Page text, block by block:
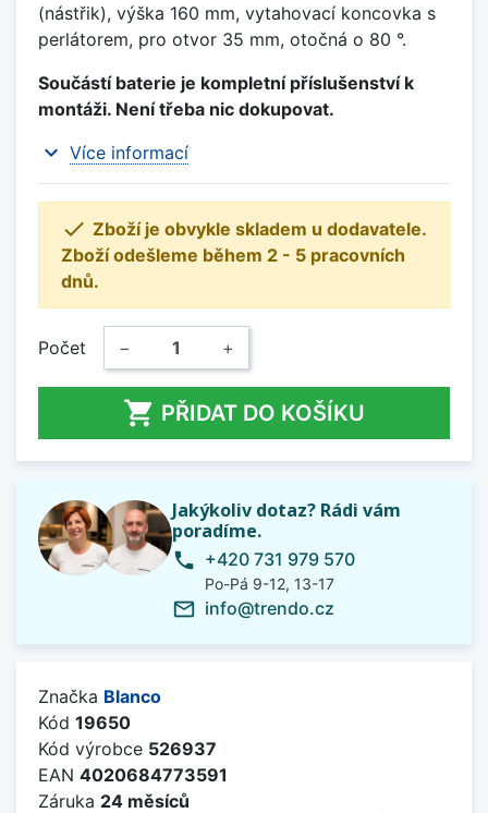
(nástřik), výška 160 mm, vytahovací koncovka s
perlátorem, pro otvor 35 mm, otočná o 80 °.
Součástí baterie je kompletní příslušenství k
montáži. Není třeba nic dokupovat.
expand_more Více informací
 Zboží je obvykle skladem u dodavatele.
Zboží odešleme během 2 - 5 pracovních
dnů.
Počet − +
 PŘIDAT DO KOŠÍKU
Jakýkoliv dotaz? Rádi vám
poradíme.
phone +420 731 979 570
Po-Pá 9-12, 13-17
mail_outline info@trendo.cz
Značka Blanco
Kód 19650
Kód výrobce 526937
EAN 4020684773591
Záruka 24 měsíců